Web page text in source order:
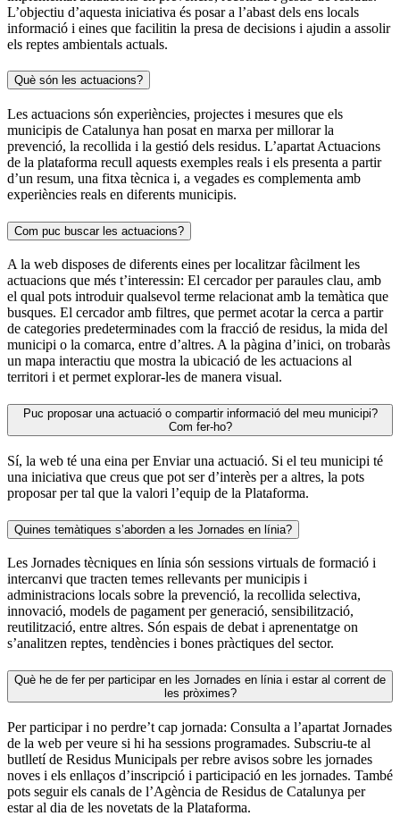
L’objectiu d’aquesta iniciativa és posar a l’abast dels ens locals
informació i eines que facilitin la presa de decisions i ajudin a assolir
els reptes ambientals actuals.
Què són les actuacions?
Les actuacions són experiències, projectes i mesures que els
municipis de Catalunya han posat en marxa per millorar la
prevenció, la recollida i la gestió dels residus. L’apartat Actuacions
de la plataforma recull aquests exemples reals i els presenta a partir
d’un resum, una fitxa tècnica i, a vegades es complementa amb
experiències reals en diferents municipis.
Com puc buscar les actuacions?
A la web disposes de diferents eines per localitzar fàcilment les
actuacions que més t’interessin: El cercador per paraules clau, amb
el qual pots introduir qualsevol terme relacionat amb la temàtica que
busques. El cercador amb filtres, que permet acotar la cerca a partir
de categories predeterminades com la fracció de residus, la mida del
municipi o la comarca, entre d’altres. A la pàgina d’inici, on trobaràs
un mapa interactiu que mostra la ubicació de les actuacions al
territori i et permet explorar-les de manera visual.
Puc proposar una actuació o compartir informació del meu municipi?
Com fer-ho?
Sí, la web té una eina per Enviar una actuació. Si el teu municipi té
una iniciativa que creus que pot ser d’interès per a altres, la pots
proposar per tal que la valori l’equip de la Plataforma.
Quines temàtiques s’aborden a les Jornades en línia?
Les Jornades tècniques en línia són sessions virtuals de formació i
intercanvi que tracten temes rellevants per municipis i
administracions locals sobre la prevenció, la recollida selectiva,
innovació, models de pagament per generació, sensibilització,
reutilització, entre altres. Són espais de debat i aprenentatge on
s’analitzen reptes, tendències i bones pràctiques del sector.
Què he de fer per participar en les Jornades en línia i estar al corrent de
les pròximes?
Per participar i no perdre’t cap jornada: Consulta a l’apartat Jornades
de la web per veure si hi ha sessions programades. Subscriu-te al
butlletí de Residus Municipals per rebre avisos sobre les jornades
noves i els enllaços d’inscripció i participació en les jornades. També
pots seguir els canals de l’Agència de Residus de Catalunya per
estar al dia de les novetats de la Plataforma.